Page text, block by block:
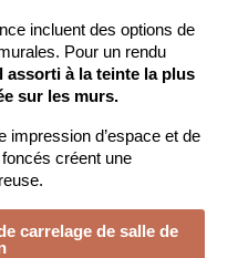
incluent des options de
Pour un rendu
assorti à la teinte la plus
sur les murs.
impression d’espace et de
créent une
carrelage de salle de